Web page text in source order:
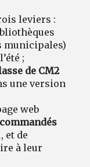
leviers :
municipales)
;
de CM2
une version
web
et de
à leur